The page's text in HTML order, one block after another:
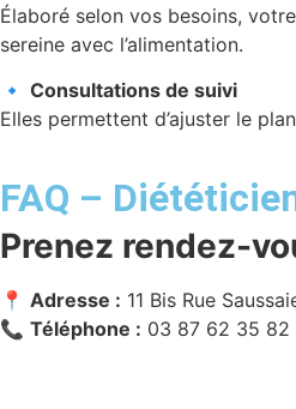
Élaboré selon vos besoins,
sereine avec l’alimentation.
🔹 Consultations de suivi
Elles permettent d’ajuster le
FAQ –
Prenez rendez-
📍 Adresse : 11 Bis Rue
📞 Téléphone : 03 87 62 35 82